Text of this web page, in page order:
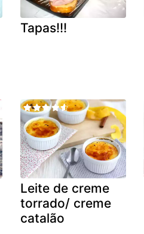
Tapas!!!
Leite de creme
torrado/ creme
catalão